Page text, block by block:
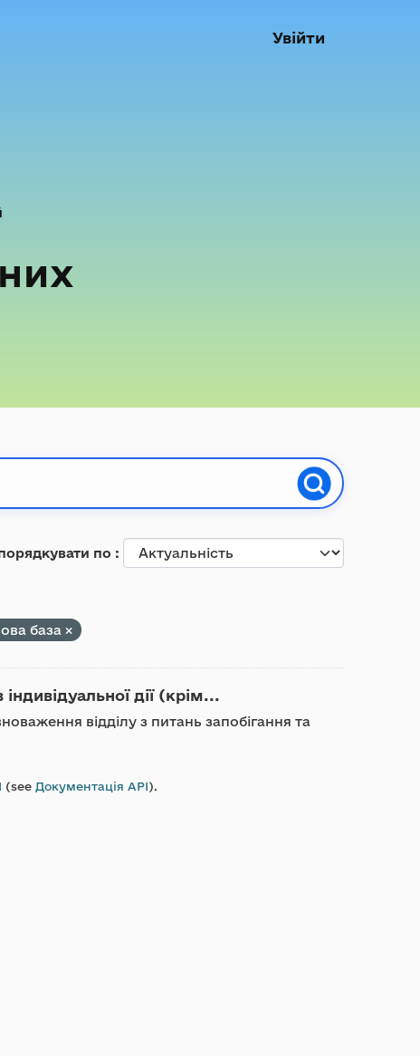
Увійти
по
база
дії (крім...
відділу з питань запобігання та
(see Документація API).